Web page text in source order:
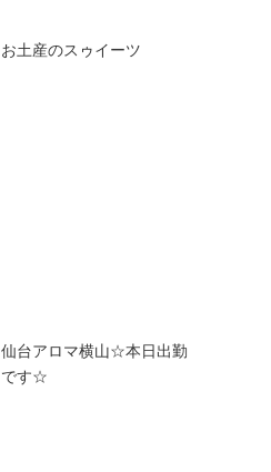
お土産のスゥイーツ
仙台アロマ横山☆本日出勤
です☆